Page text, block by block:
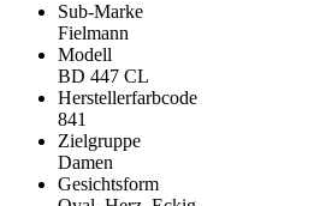
Sub-Marke
Fielmann
Modell
BD 447 CL
Herstellerfarbcode
841
Zielgruppe
Damen
Gesichtsform